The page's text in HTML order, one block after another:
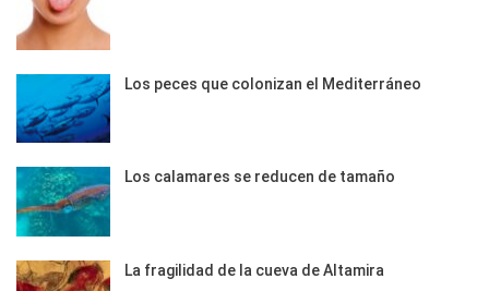
Los peces que colonizan el Mediterráneo
Los calamares se reducen de tamaño
La fragilidad de la cueva de Altamira